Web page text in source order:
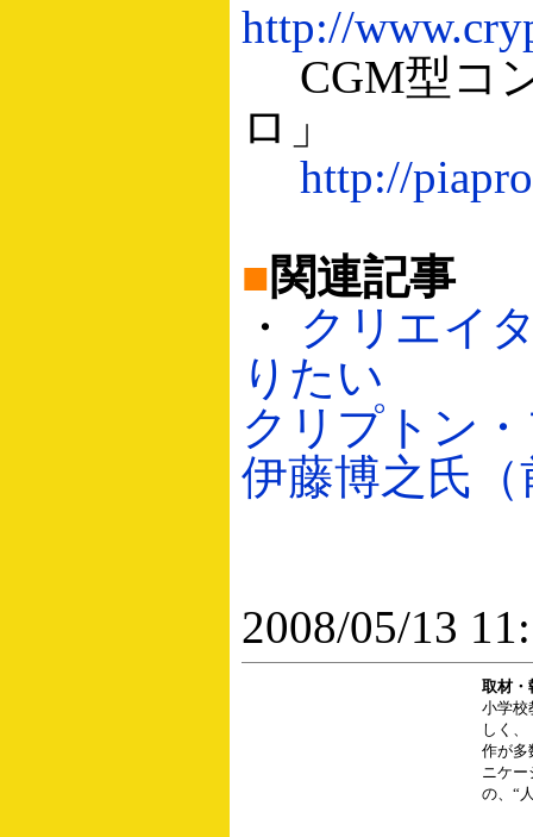
http://
CGM型コ
ロ」
http://
■関連記事
・ クリエイ
りたい
クリプトン
伊藤博之氏（
2008/05/13
取材・
小学校
しく
作が多
ニケー
の、“